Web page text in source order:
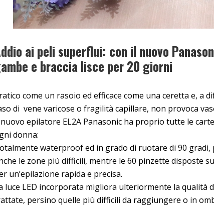
ai peli superflui: con il nuovo
e braccia lisce per 20 giorni
come un rasoio ed efficace come una ceretta e, a
di vene varicose o fragilità capillare, non provoca
epilatore EL2A Panasonic ha proprio tutte le
donna:
waterproof ed in grado di ruotare di 90
le zone più difficili, mentre le 60 pinzette disposte
un’epilazione rapida e precisa.
luce LED incorporata migliora ulteriormente la qualità
persino quelle più difficili da raggiungere o in